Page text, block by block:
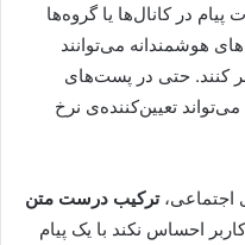
در کانال‌ها یا گروه‌ها
هوشمندانه می‌توانند
کنند. حتی در پست‌های
تعیین‌کننده‌ی نرخ
اجتماعی،ترکیب درست متن
احساس نکند با یک پیام